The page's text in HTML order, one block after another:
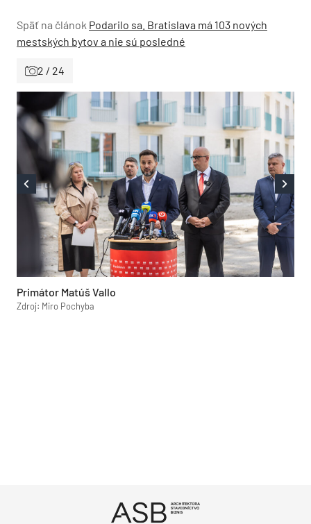
Späť na článok Podarilo sa. Bratislava má 103 nových
mestských bytov a nie sú posledné
2 / 24
Primátor Matúš Vallo
Zdroj: Miro Pochyba